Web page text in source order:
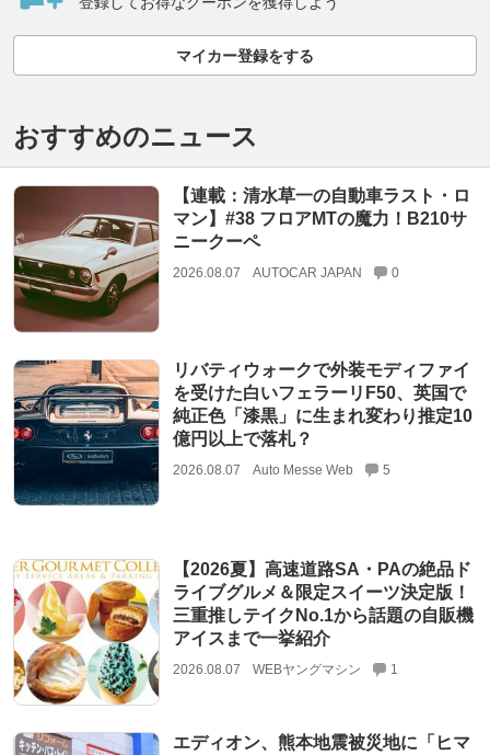
マイカー登録をする
おすすめのニュース
【連載：清水草一の自動車ラスト・ロ
マン】#38 フロアMTの魔力！B210サ
ニークーペ
2026.08.07 AUTOCAR JAPAN 0
リバティウォークで外装モディファイ
を受けた白いフェラーリF50、英国で
純正色「漆黒」に生まれ変わり推定10
億円以上で落札？
2026.08.07 Auto Messe Web 5
【2026夏】高速道路SA・PAの絶品ド
ライブグルメ＆限定スイーツ決定版！
三重推しテイクNo.1から話題の自販機
アイスまで一挙紹介
2026.08.07 WEBヤングマシン 1
エディオン、熊本地震被災地に「ヒマ